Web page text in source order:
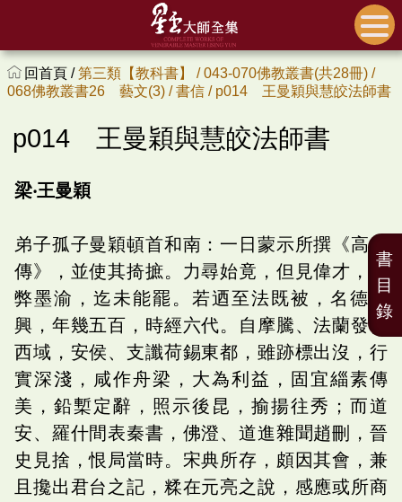
回首頁 /第三類【教科書】 /043-070佛教叢書(共28冊) /
068佛教叢書26 藝文(3) /書信 / p014 王曼穎與慧皎法師書
p014 王曼穎與慧皎法師書
梁‧王曼穎
弟子孤子曼穎頓首和南：一日蒙示所撰《高僧
傳》，並使其掎摭。力尋始竟，但見偉才，紙
弊墨渝，迄未能罷。若迺至法既被，名德已
興，年幾五百，時經六代。自摩騰、法蘭發軫
西域，安侯、支讖荷錫東都，雖跡標出沒，行
實深淺，咸作舟梁，大為利益，固宜緇素傳
美，鉛槧定辭，照示後昆，揄揚往秀；而道
安、羅什間表秦書，佛澄、道進雜聞趙刪，晉
史見捨，恨局當時。宋典所存，頗因其會，兼
且攙出君台之記，糅在元亮之說，感應或所商
書
目
錄